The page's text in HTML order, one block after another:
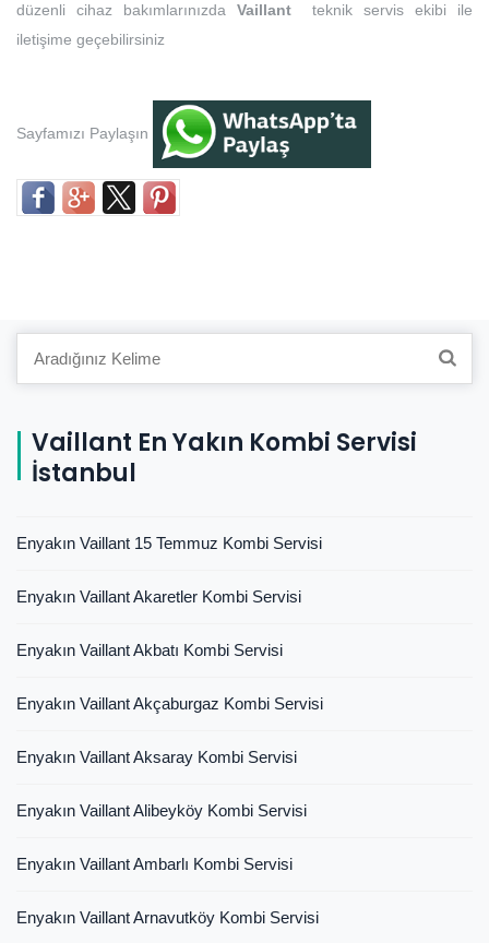
düzenli cihaz bakımlarınızda Vaillantteknik servis ekibi ile
iletişime geçebilirsiniz
Sayfamızı Paylaşın
Vaillant En Yakın Kombi Servisi
İstanbul
Enyakın Vaillant 15 Temmuz Kombi Servisi
Enyakın Vaillant Akaretler Kombi Servisi
Enyakın Vaillant Akbatı Kombi Servisi
Enyakın Vaillant Akçaburgaz Kombi Servisi
Enyakın Vaillant Aksaray Kombi Servisi
Enyakın Vaillant Alibeyköy Kombi Servisi
Enyakın Vaillant Ambarlı Kombi Servisi
Enyakın Vaillant Arnavutköy Kombi Servisi